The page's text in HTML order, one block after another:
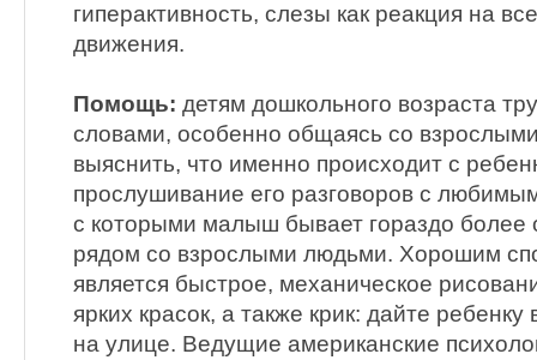
гиперактивность, слезы как реакция на
движения.
Помощь: детям дошкольного возраста
словами, особенно общаясь со
выяснить, что именно происходит с
прослушивание его разговоров с
с которыми малыш бывает гораздо более
рядом со взрослыми людьми. Хорошим
является быстрое, механическое
ярких красок, а также крик: дайте
на улице. Ведущие американские